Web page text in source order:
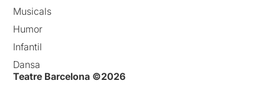
Musicals
Humor
Infantil
Dansa
Teatre Barcelona ©2026